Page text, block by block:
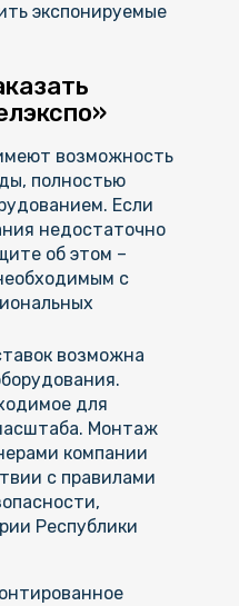
экспонируемые
возможность
полностью
Если
недостаточно
об этом –
с
возможна
для
Монтаж
компании
с правилами
Республики